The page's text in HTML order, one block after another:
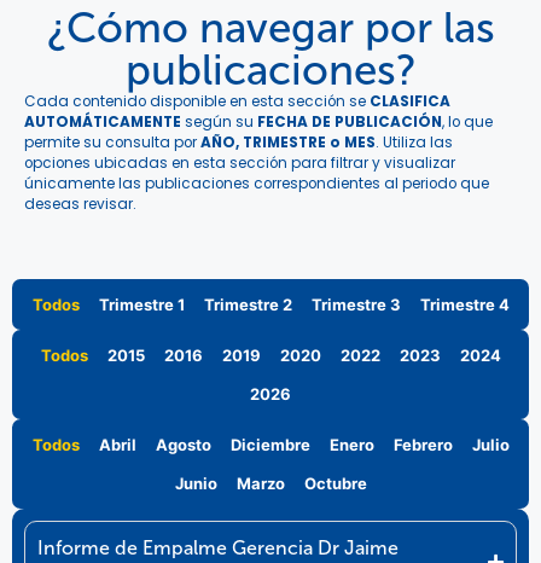
¿Cómo navegar por las
publicaciones?
Cada contenido disponible en esta sección se CLASIFICA
AUTOMÁTICAMENTE según su FECHA DE PUBLICACIÓN, lo que
permite su consulta porAÑO, TRIMESTRE o MES. Utiliza las
opciones ubicadas en esta sección para filtrar y visualizar
únicamente las publicaciones correspondientes al periodo que
deseas revisar.
Trimestre 1 Trimestre 2 Trimestre 3 Trimestre 4
Todos
2015 2016 2019 2020 2022 2023
2024
2026
Todos
Abril Agosto Diciembre Enero Febrero
Julio
Junio
Marzo Octubre
Todos
Informe de Empalme Gerencia Dr Jaime